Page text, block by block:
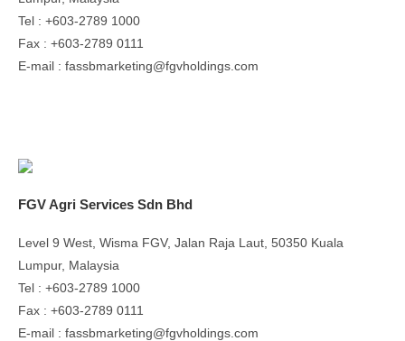
Tel : +603-2789 1000
Fax : +603-2789 0111
E-mail : fassbmarketing@fgvholdings.com
FGV Agri Services Sdn Bhd
Level 9 West, Wisma FGV, Jalan Raja Laut, 50350 Kuala
Lumpur, Malaysia
Tel : +603-2789 1000
Fax : +603-2789 0111
E-mail : fassbmarketing@fgvholdings.com